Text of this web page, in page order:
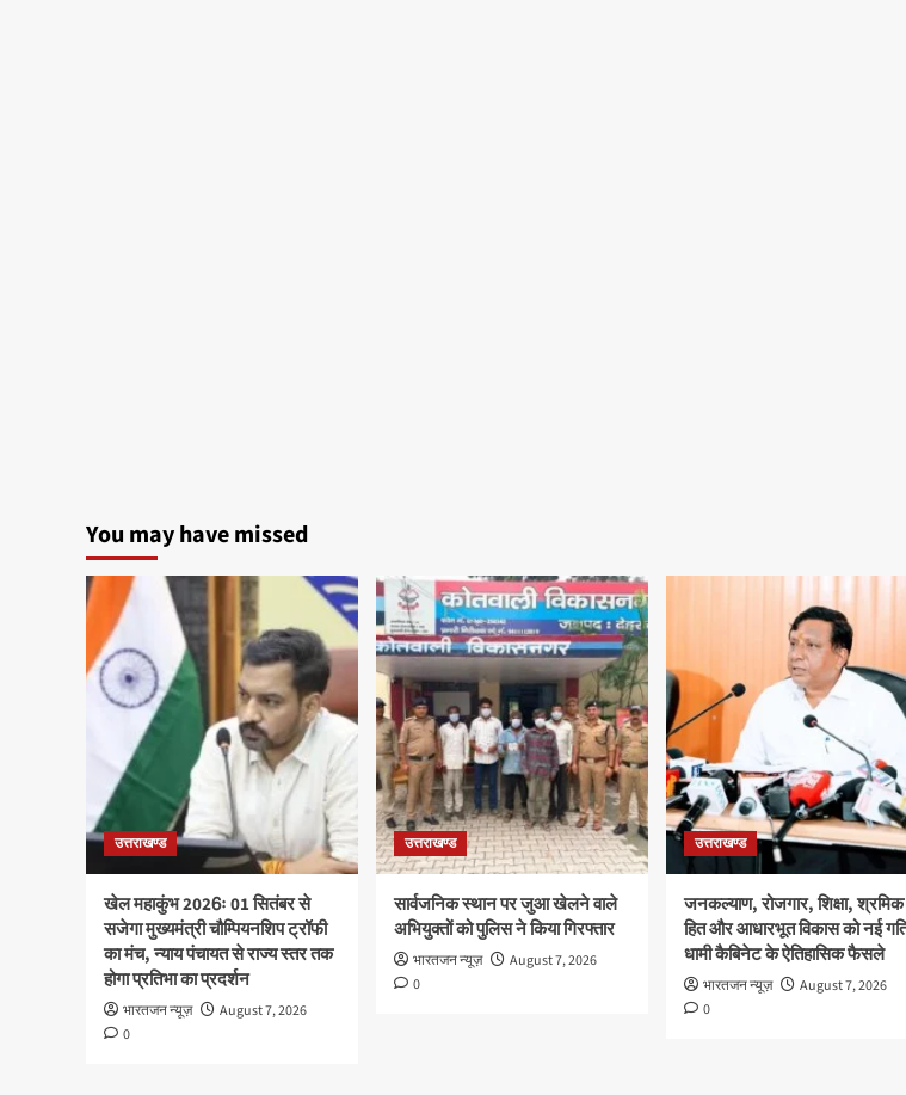
You may have missed
उत्तराखण्ड
खेल महाकुंभ 2026ः 01 सितंबर से
सजेगा मुख्यमंत्री चौम्पियनशिप ट्रॉफी
का मंच, न्याय पंचायत से राज्य स्तर तक
होगा प्रतिभा का प्रदर्शन
भारतजन न्यूज़
August 7, 2026
0
उत्तराखण्ड
सार्वजनिक स्थान पर जुआ खेलने वाले
अभियुक्तों को पुलिस ने किया गिरफ्तार
भारतजन न्यूज़
August 7, 2026
0
उत्तराखण्ड
जनकल्याण, रोजगार, शिक्षा, श्रमिक
हित और आधारभूत विकास को नई
धामी कैबिनेट के ऐतिहासिक फैसले
भारतजन न्यूज़
August 7, 2026
0